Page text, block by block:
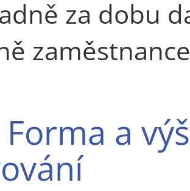
za dobu
Forma a